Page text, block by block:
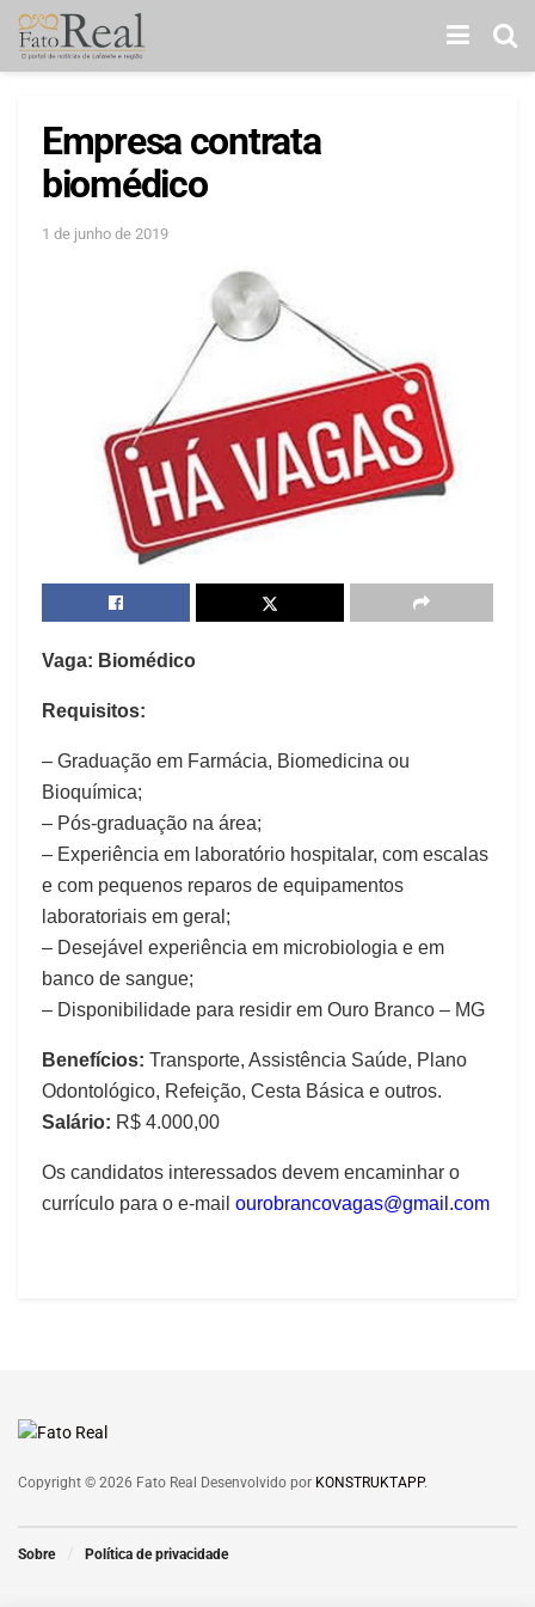
Empresa contrata
biomédico
1 de junho de 2019
Vaga: Biomédico
Requisitos:
– Graduação em Farmácia, Biomedicina ou
Bioquímica;
– Pós-graduação na área;
– Experiência em laboratório hospitalar, com escalas
e com pequenos reparos de equipamentos
laboratoriais em geral;
– Desejável experiência em microbiologia e em
banco de sangue;
– Disponibilidade para residir em Ouro Branco – MG
Benefícios: Transporte, Assistência Saúde, Plano
Odontológico, Refeição, Cesta Básica e outros.
Salário: R$ 4.000,00
Os candidatos interessados devem encaminhar o
currículo para o e-mail ourobrancovagas@gmail.com
Copyright © 2026 Fato Real Desenvolvido por KONSTRUKTAPP.
Sobre Política de privacidade